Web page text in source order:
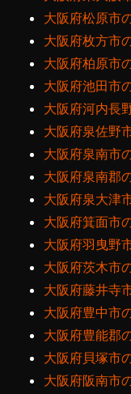
大阪府松原市
大阪府枚方市
大阪府柏原市
大阪府池田市
大阪府河内長
大阪府泉佐野
大阪府泉南市
大阪府泉南郡
大阪府泉大津
大阪府箕面市
大阪府羽曳野
大阪府茨木市
大阪府藤井寺
大阪府豊中市
大阪府豊能郡
大阪府貝塚市
大阪府阪南市